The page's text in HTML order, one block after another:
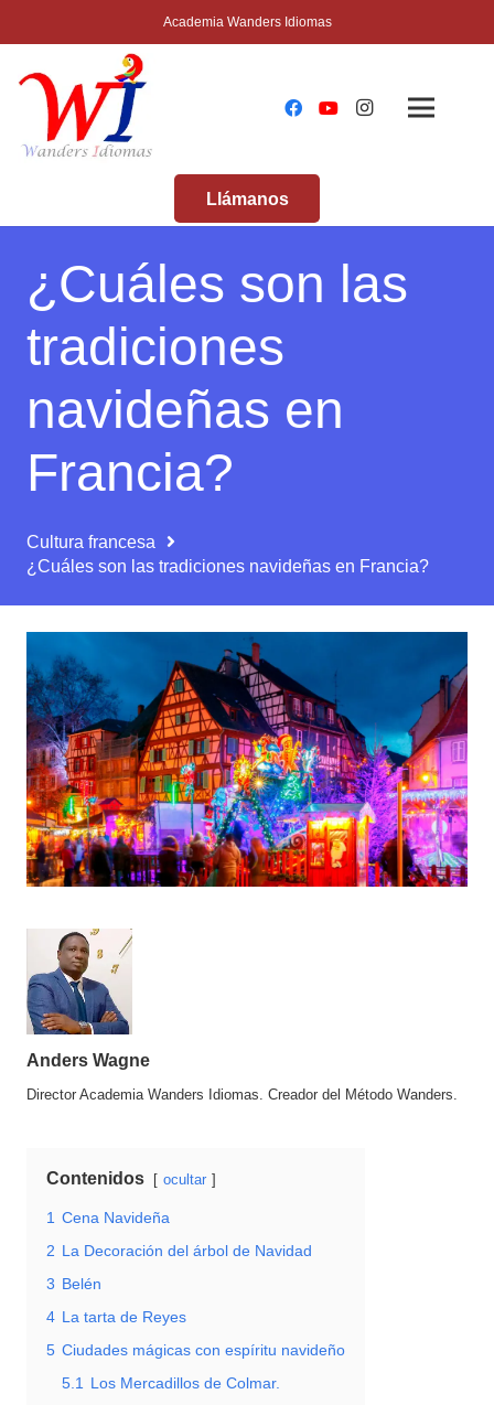
Academia Wanders Idiomas
Llámanos
¿Cuáles son las
tradiciones
navideñas en
Francia?
Cultura francesa
¿Cuáles son las tradiciones navideñas en Francia?
Anders Wagne
Director Academia Wanders Idiomas. Creador del Método Wanders.
Contenidos ocultar
1 Cena Navideña
2 La Decoración del árbol de Navidad
3 Belén
4 La tarta de Reyes
5 Ciudades mágicas con espíritu navideño
5.1
Los Mercadillos de Colmar.